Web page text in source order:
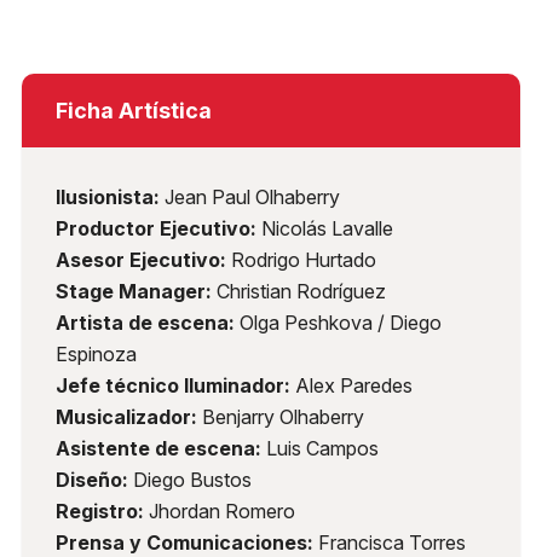
Ficha Artística
Ilusionista: Jean Paul Olhaberry
Productor Ejecutivo: Nicolás Lavalle
Asesor Ejecutivo: Rodrigo Hurtado
Stage Manager: Christian Rodríguez
Artista de escena: Olga Peshkova / Diego
Espinoza
Jefe técnico Iluminador: Alex Paredes
Musicalizador: Benjarry Olhaberry
Asistente de escena: Luis Campos
Diseño: Diego Bustos
Registro: Jhordan Romero
Prensa y Comunicaciones: Francisca Torres